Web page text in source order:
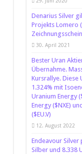
Denarius Silver
Projekts Lomero
30. April 2021
Bester Uran
Übernahme.
Kursrallye. Diese
1.324% mit
Uranium Energy
Energy ($NXE)
($EU.V)
12. August 2022
Endeavour Silver
Silber und 8.338